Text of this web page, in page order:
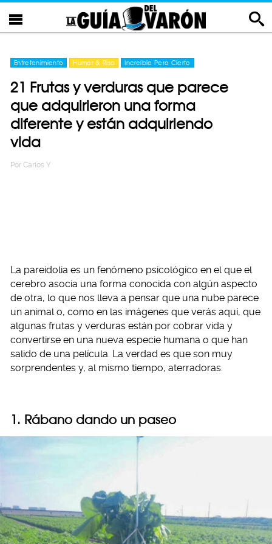
Entretenimiento Humor & Risa Increíble Pero Cierto
21 Frutas y verduras que parece
que adquirieron una forma
diferente y están adquiriendo
vida
Por Carlos Y
La pareidolia es un fenómeno psicológico en el que el
cerebro asocia una forma conocida con algún aspecto
de otra, lo que nos lleva a pensar que una nube parece
un animal o, como en las imágenes que verás aquí, que
algunas frutas y verduras están por cobrar vida y
convertirse en una nueva especie humana o que han
salido de una película. La verdad es que son muy
sorprendentes y, al mismo tiempo, aterradoras.
1. Rábano dando un paseo